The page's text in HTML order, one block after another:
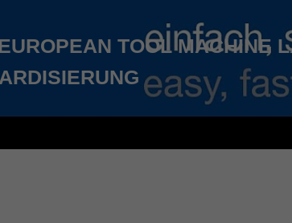
TOOL MACHINE